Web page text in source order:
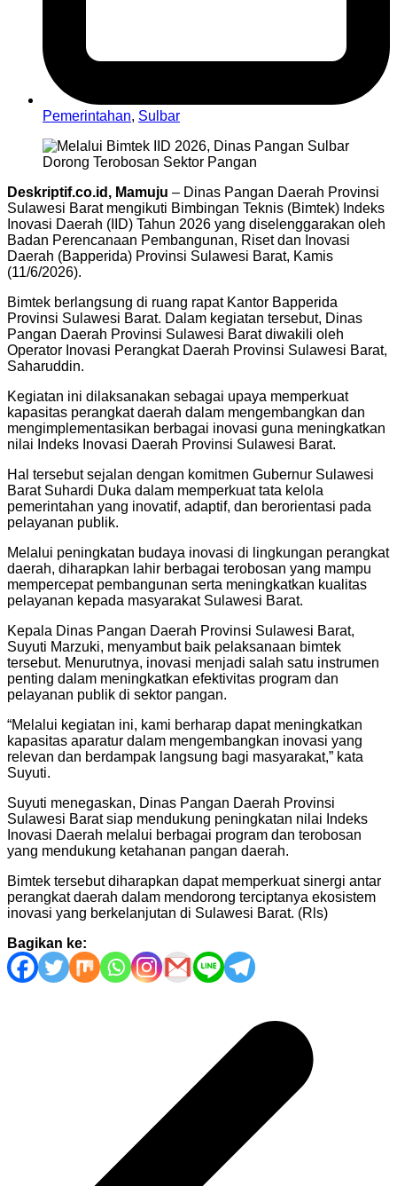
Pemerintahan, Sulbar
Deskriptif.co.id, Mamuju – Dinas Pangan Daerah Provinsi
Sulawesi Barat mengikuti Bimbingan Teknis (Bimtek) Indeks
Inovasi Daerah (IID) Tahun 2026 yang diselenggarakan oleh
Badan Perencanaan Pembangunan, Riset dan Inovasi
Daerah (Bapperida) Provinsi Sulawesi Barat, Kamis
(11/6/2026).
Bimtek berlangsung di ruang rapat Kantor Bapperida
Provinsi Sulawesi Barat. Dalam kegiatan tersebut, Dinas
Pangan Daerah Provinsi Sulawesi Barat diwakili oleh
Operator Inovasi Perangkat Daerah Provinsi Sulawesi Barat,
Saharuddin.
Kegiatan ini dilaksanakan sebagai upaya memperkuat
kapasitas perangkat daerah dalam mengembangkan dan
mengimplementasikan berbagai inovasi guna meningkatkan
nilai Indeks Inovasi Daerah Provinsi Sulawesi Barat.
Hal tersebut sejalan dengan komitmen Gubernur Sulawesi
Barat Suhardi Duka dalam memperkuat tata kelola
pemerintahan yang inovatif, adaptif, dan berorientasi pada
pelayanan publik.
Melalui peningkatan budaya inovasi di lingkungan perangkat
daerah, diharapkan lahir berbagai terobosan yang mampu
mempercepat pembangunan serta meningkatkan kualitas
pelayanan kepada masyarakat Sulawesi Barat.
Kepala Dinas Pangan Daerah Provinsi Sulawesi Barat,
Suyuti Marzuki, menyambut baik pelaksanaan bimtek
tersebut. Menurutnya, inovasi menjadi salah satu instrumen
penting dalam meningkatkan efektivitas program dan
pelayanan publik di sektor pangan.
“Melalui kegiatan ini, kami berharap dapat meningkatkan
kapasitas aparatur dalam mengembangkan inovasi yang
relevan dan berdampak langsung bagi masyarakat,” kata
Suyuti.
Suyuti menegaskan, Dinas Pangan Daerah Provinsi
Sulawesi Barat siap mendukung peningkatan nilai Indeks
Inovasi Daerah melalui berbagai program dan terobosan
yang mendukung ketahanan pangan daerah.
Bimtek tersebut diharapkan dapat memperkuat sinergi antar
perangkat daerah dalam mendorong terciptanya ekosistem
inovasi yang berkelanjutan di Sulawesi Barat. (Rls)
Bagikan ke: